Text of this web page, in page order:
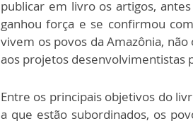
publicar em livro os artigos,
ganhou força e se confirmou
vivem os povos da Amazônia,
aos projetos desenvolvimentistas
Entre os principais objetivos do
a que estão subordinados, os